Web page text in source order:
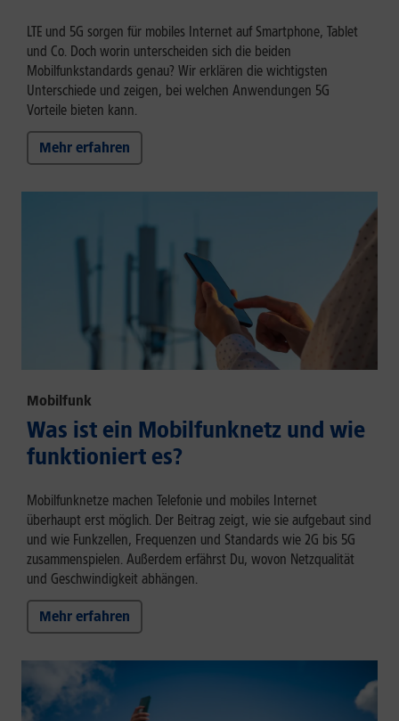
LTE und 5G sorgen für mobiles Internet auf Smartphone, Tablet
und Co. Doch worin unterscheiden sich die beiden
Mobilfunkstandards genau? Wir erklären die wichtigsten
Unterschiede und zeigen, bei welchen Anwendungen 5G
Vorteile bieten kann.
Mehr erfahren
Mobilfunk
Was ist ein Mobilfunknetz und wie
funktioniert es?
Mobilfunknetze machen Telefonie und mobiles Internet
überhaupt erst möglich. Der Beitrag zeigt, wie sie aufgebaut sind
und wie Funkzellen, Frequenzen und Standards wie 2G bis 5G
zusammenspielen. Außerdem erfährst Du, wovon Netzqualität
und Geschwindigkeit abhängen.
Mehr erfahren